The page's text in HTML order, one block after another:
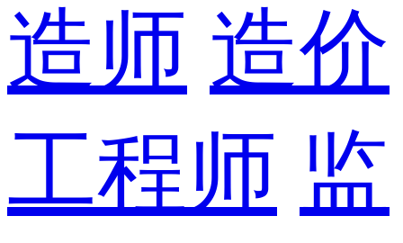
造师 造价
工程师 监